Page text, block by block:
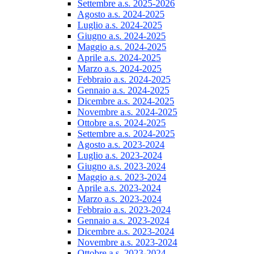
Settembre a.s. 2025-2026
Agosto a.s. 2024-2025
Luglio a.s. 2024-2025
Giugno a.s. 2024-2025
Maggio a.s. 2024-2025
Aprile a.s. 2024-2025
Marzo a.s. 2024-2025
Febbraio a.s. 2024-2025
Gennaio a.s. 2024-2025
Dicembre a.s. 2024-2025
Novembre a.s. 2024-2025
Ottobre a.s. 2024-2025
Settembre a.s. 2024-2025
Agosto a.s. 2023-2024
Luglio a.s. 2023-2024
Giugno a.s. 2023-2024
Maggio a.s. 2023-2024
Aprile a.s. 2023-2024
Marzo a.s. 2023-2024
Febbraio a.s. 2023-2024
Gennaio a.s. 2023-2024
Dicembre a.s. 2023-2024
Novembre a.s. 2023-2024